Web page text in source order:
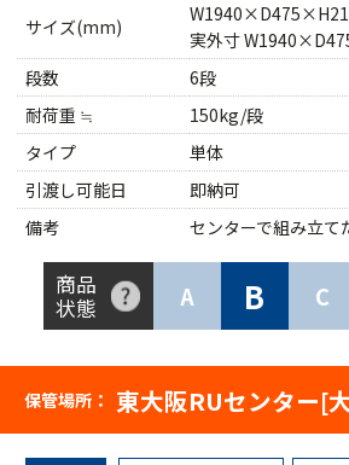
サイズ(mm)
実外寸
段数
6段
耐荷重 ≒
150kg/段
タイプ
単体
引渡し可能日
即納可
備考
センターで組み立て
商品
状態
A B C
保管場所： 東大阪RUセンター[